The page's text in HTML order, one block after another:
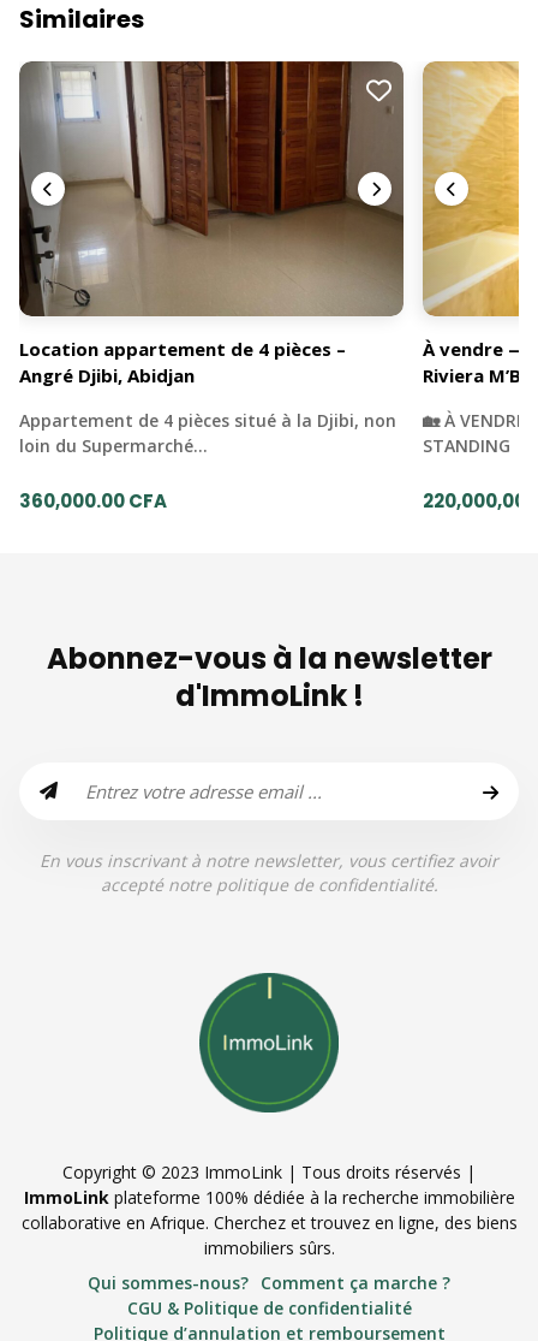
Similaires
Location appartement de 4 pièces –
Angré Djibi, Abidjan
Appartement de 4 pièces situé à la Djibi, non
loin du Supermarché…
360,000.00 CFA
À vendre —
Riviera
🏡 À VENDRE
STANDING |
Abonnez-vous à la newsletter
d'ImmoLink !
En vous inscrivant à notre newsletter, vous certifiez avoir
accepté notre politique de confidentialité.
Copyright © 2023 ImmoLink | Tous droits réservés |
ImmoLinkplateforme 100% dédiée à la recherche immobilière
collaborative en Afrique. Cherchez et trouvez en ligne, des biens
immobiliers sûrs.
Qui sommes-nous? Comment ça marche ?
CGU & Politique de confidentialité
Politique d’annulation et remboursement